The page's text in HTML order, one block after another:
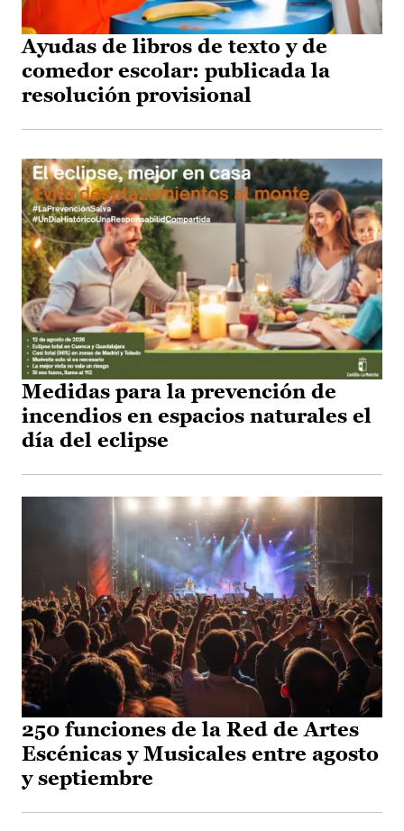
Ayudas de libros de texto y de
comedor escolar: publicada la
resolución provisional
Medidas para la prevención de
incendios en espacios naturales el
día del eclipse
250 funciones de la Red de Artes
Escénicas y Musicales entre agosto
y septiembre